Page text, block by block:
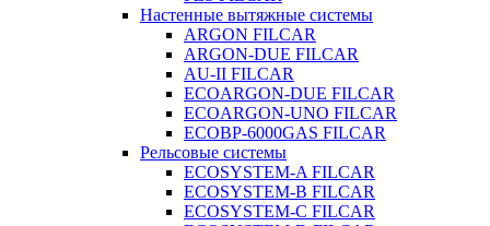
Настенные вытяжные системы
ARGON FILCAR
ARGON-DUE FILCAR
AU-II FILCAR
ECOARGON-DUE FILCAR
ECOARGON-UNO FILCAR
ECOBP-6000GAS FILCAR
Рельсовые системы
ECOSYSTEM-A FILCAR
ECOSYSTEM-B FILCAR
ECOSYSTEM-C FILCAR